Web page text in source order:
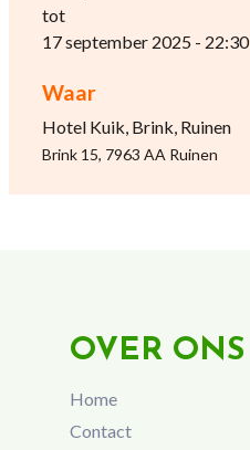
tot
17 september 2025 - 22:30
Waar
Hotel Kuik, Brink, Ruinen
Brink 15, 7963 AA Ruinen
OVER ONS
Home
Contact